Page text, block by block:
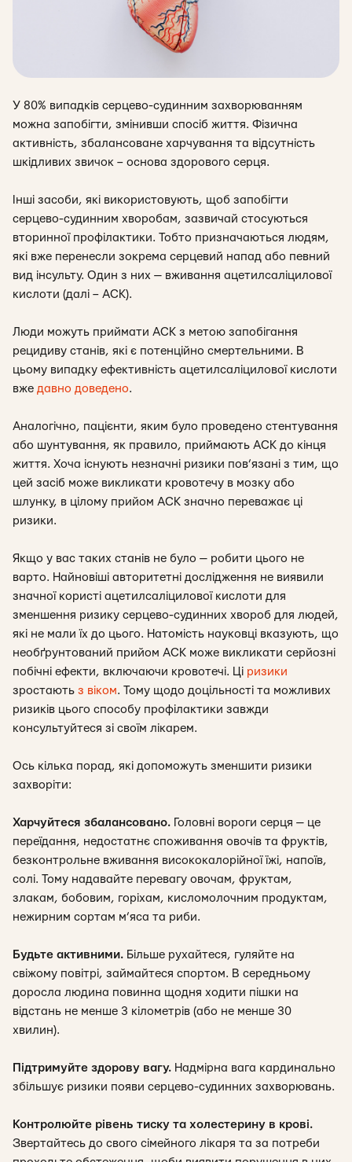
У 80% випадків серцево-судинним захворюванням
можна запобігти, змінивши спосіб життя. Фізична
активність, збалансоване харчування та відсутність
шкідливих звичок – основа здорового серця.
Інші засоби, які використовують, щоб запобігти
серцево-судинним хворобам, зазвичай стосуються
вторинної профілактики. Тобто призначаються людям,
які вже перенесли зокрема серцевий напад або певний
вид інсульту. Один з них — вживання ацетилсаліцилової
кислоти (далі – АСК).
Люди можуть приймати АСК з метою запобігання
рецидиву станів, які є потенційно смертельними. В
цьому випадку ефективність ацетилсаліцилової кислоти
вже давно доведено.
Аналогічно, пацієнти, яким було проведено стентування
або шунтування, як правило, приймають АСК до кінця
життя. Хоча існують незначні ризики пов’язані з тим, що
цей засіб може викликати кровотечу в мозку або
шлунку, в цілому прийом АСК значно переважає ці
ризики.
Якщо у вас таких станів не було — робити цього не
варто. Найновіші авторитетні дослідження не виявили
значної користі ацетилсаліцилової кислоти для
зменшення ризику серцево-судинних хвороб для людей,
які не мали їх до цього. Натомість науковці вказують, що
необґрунтований прийом АСК може викликати серйозні
побічні ефекти, включаючи кровотечі. Ці ризики
зростають з віком. Тому щодо доцільності та можливих
ризиків цього способу профілактики завжди
консультуйтеся зі своїм лікарем.
Ось кілька порад, які допоможуть зменшити ризики
захворіти:
Харчуйтеся збалансовано. Головні вороги серця — це
переїдання, недостатнє споживання овочів та фруктів,
безконтрольне вживання висококалорійної їжі, напоїв,
солі. Тому надавайте перевагу овочам, фруктам,
злакам, бобовим, горіхам, кисломолочним продуктам,
нежирним сортам м’яса та риби.
Будьте активними. Більше рухайтеся, гуляйте на
свіжому повітрі, займайтеся спортом. В середньому
доросла людина повинна щодня ходити пішки на
відстань не менше 3 кілометрів (або не менше 30
хвилин).
Підтримуйте здорову вагу. Надмірна вага кардинально
збільшує ризики появи серцево-судинних захворювань.
Контролюйте рівень тиску та холестерину в крові.
Звертайтесь до свого сімейного лікаря та за потреби